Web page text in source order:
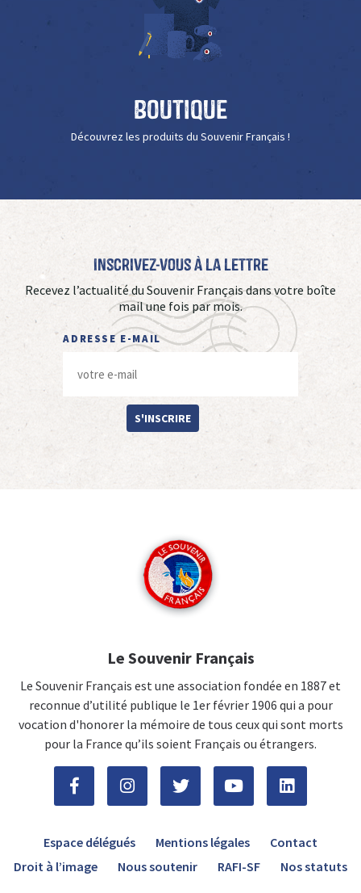
Boutique
Découvrez les produits du Souvenir Français !
Inscrivez-vous à La Lettre
Recevez l’actualité du Souvenir Français dans votre boîte
mail une fois par mois.
ADRESSE E-MAIL
S'INSCRIRE
Le Souvenir Français
Le Souvenir Français est une association fondée en 1887 et
reconnue d’utilité publique le 1er février 1906 qui a pour
vocation d'honorer la mémoire de tous ceux qui sont morts
pour la France qu’ils soient Français ou étrangers.
Espace délégués Mentions légales
Contact
Droit à l’image
Nous soutenir RAFI-SF Nos statuts